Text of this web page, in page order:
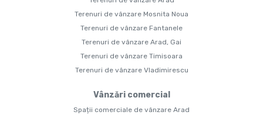
Terenuri de vânzare Mosnita Noua
Terenuri de vânzare Fantanele
Terenuri de vânzare Arad, Gai
Terenuri de vânzare Timisoara
Terenuri de vânzare Vladimirescu
Vânzări comercial
Spații comerciale de vânzare Arad